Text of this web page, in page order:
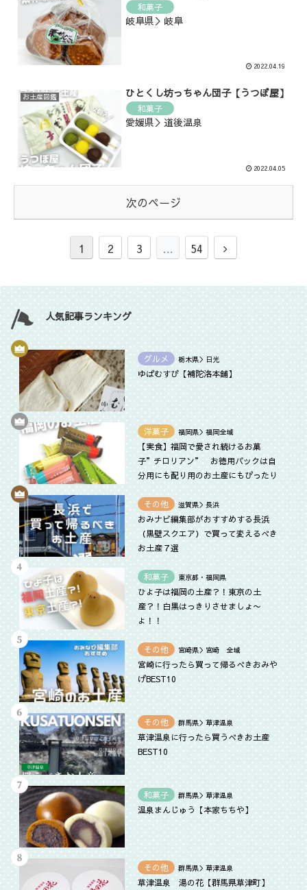
和菓子
岐阜県＞岐阜
2022.04.19
お土産図鑑 ひとくし坊っちゃん団子【うつぼ屋】
和菓子
愛媛県＞道後温泉
2022.04.05
次のページ
1 2 3 … 54
人気記事ランキング
グルメ 栃木県＞日光
ゆばむすび【補陀洛本舗】
洋菓子 福岡県＞福岡全域
【実食】福岡で愛され続けるお菓
子”チロリアン” お徳用パックは自
分用にも配り用のお土産にもぴったり
その他 滋賀県＞長浜
おみナビ編集部がおすすめする長浜
（黒壁スクエア）で買って変えるべき
お土産７選
和菓子 東京都・福岡県
ひよ子は福岡の土産？！東京の土
産？！白黒はっきりさせましょ〜
よ！！
その他 宮崎県＞宮崎 全域
宮崎に行ったら買って帰るべきおみや
げBEST10
その他 群馬県＞草津温泉
草津温泉に行ったら買うべきお土産
BEST10
和菓子 群馬県＞草津温泉
温泉まんじゅう【本家ちちや】
その他 群馬県＞草津温泉
草津温泉 湯の花【群馬県草津町】